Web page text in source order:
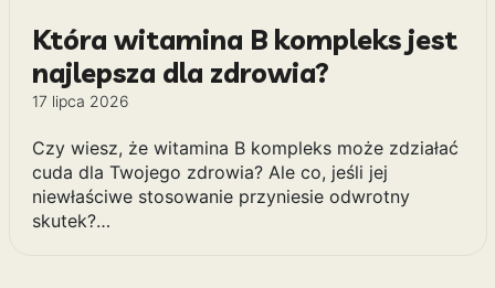
Która witamina B kompleks jest
najlepsza dla zdrowia?
17 lipca 2026
Czy wiesz, że witamina B kompleks może zdziałać
cuda dla Twojego zdrowia? Ale co, jeśli jej
niewłaściwe stosowanie przyniesie odwrotny
skutek?…